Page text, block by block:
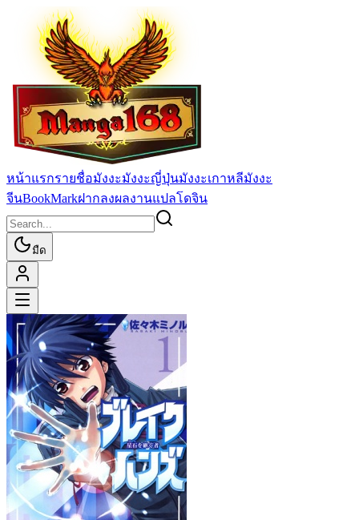
หน้าแรกรายชื่อมังงะมังงะญี่ปุ่นมังงะเกาหลีมังงะ
จีนBookMarkฝากลงผลงานแปลโดจิน
มืด